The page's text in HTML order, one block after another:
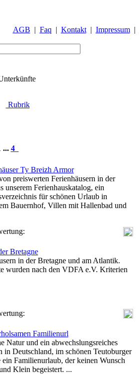
AGB | Faq | Kontakt| Impressum|
Rubrik
... 4
Ty Breizh Armor
preiswerten Ferienhäusern in der
unserem Ferienhauskatalog, ein
für schönen Urlaub in
Bauernhof, Villen mit Hallenbad und
Bretagne
in der Bretagne und am Atlantik.
wurden nach den VDFA e.V. Kriterien
Familienurl
Natur und ein abwechslungsreiches
in Deutschland, im schönen Teutoburger
Familienurlaub, der keinen Wunsch
Klein begeistert. ...